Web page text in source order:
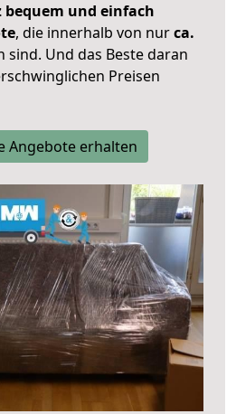
bequem und einfach
, die innerhalb von nurca.
sind. Und das Beste daran
Preisen
Angebote erhalten